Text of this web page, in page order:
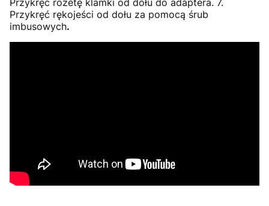
Przykręć rozetę klamki od dołu do adaptera. 7.
Przykręć rękojeści od dołu za pomocą śrub
imbusowych.